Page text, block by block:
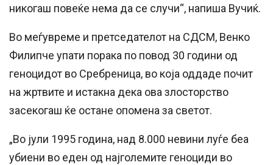
никогаш повеќе нема да се случи“, напиша Вучиќ.
Во меѓувреме и претседателот на СДСМ, Венко
Филипче упати порака по повод 30 години од
геноцидот во Сребреница, во која оддаде почит
на жртвите и истакна дека ова злосторство
засекогаш ќе остане опомена за светот.
„Во јули 1995 година, над 8.000 невини луѓе беа
убиени во еден од најголемите геноциди во